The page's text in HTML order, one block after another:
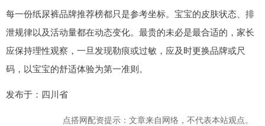
每一份纸尿裤品牌推荐榜都只是参考坐标。宝宝的皮肤状态、排
泄规律以及活动量都在动态变化。最贵的未必是最合适的，家长
应保持理性观察，一旦发现勒痕或过敏，应及时更换品牌或尺
码，以宝宝的舒适体验为第一准则。
发布于：四川省
点搭网配资提示：文章来自网络，不代表本站观点。